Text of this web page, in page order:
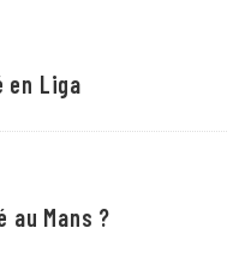
en Liga
au Mans ?